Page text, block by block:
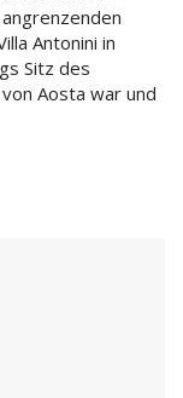
Antonini in
Sitz des
Aosta war und